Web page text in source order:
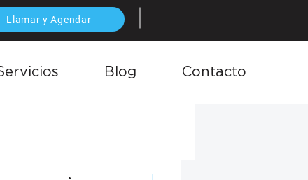
Llamar y Agendar
Blog Contacto